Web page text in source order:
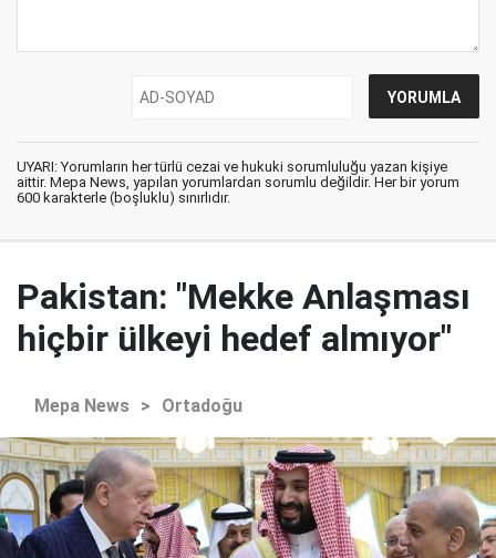
UYARI: Yorumların her türlü cezai ve hukuki sorumluluğu yazan kişiye
aittir. Mepa News, yapılan yorumlardan sorumlu değildir. Her bir yorum
600 karakterle (boşluklu) sınırlıdır.
Pakistan: "Mekke Anlaşması
hiçbir ülkeyi hedef almıyor"
Mepa News > Ortadoğu